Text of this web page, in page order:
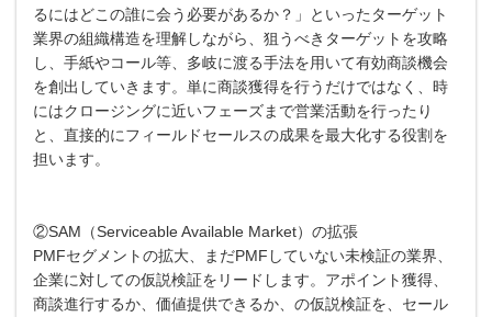
るにはどこの誰に会う必要があるか？」といったターゲット
業界の組織構造を理解しながら、狙うべきターゲットを攻略
し、手紙やコール等、多岐に渡る手法を用いて有効商談機会
を創出していきます。単に商談獲得を行うだけではなく、時
にはクロージングに近いフェーズまで営業活動を行ったり
と、直接的にフィールドセールスの成果を最大化する役割を
担います。
②SAM（Serviceable Available Market）の拡張
PMFセグメントの拡大、まだPMFしていない未検証の業界、
企業に対しての仮説検証をリードします。アポイント獲得、
商談進行するか、価値提供できるか、の仮説検証を、セール